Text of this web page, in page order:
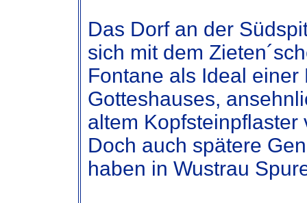
Das Dorf an der
sich mit dem
Fontane als Ideal
Gotteshauses,
altem Kopfsteinpflaster
Doch auch spätere
haben in Wustrau